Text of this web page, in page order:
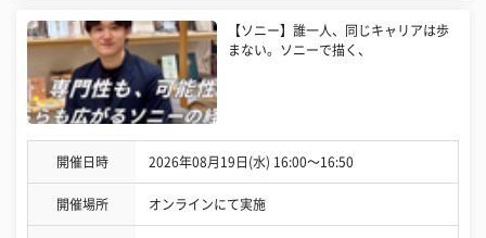
【ソニー】誰一人、同じキャリアは歩
まない。ソニーで描く、
開催日時 2026年08月19日(水) 16:00〜16:50
開催場所 オンラインにて実施